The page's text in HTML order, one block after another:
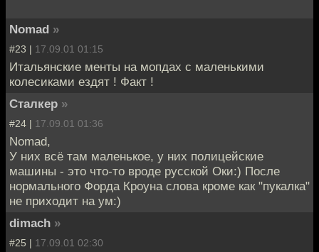
Nomad »
#23 | 17.09.01 01:15
Итальянские менты на мопдах с маленькими
колесиками ездят ! Факт !
Сталкер »
#24 | 17.09.01 01:36
Nomad,
У них всё там маленькое, у них полицейские
машины - это что-то вроде русской Оки:) После
нормального Форда Кроуна слова кроме как "пукалка"
не приходит на ум:)
dimach »
#25 | 17.09.01 02:30